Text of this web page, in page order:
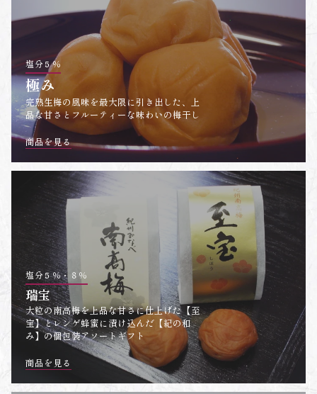
塩分５％
極み
完熟生梅の風味を最大限に引き出した、上
品な甘さとフルーティーな味わいの梅干し
商品を見る
塩分５％・８％
瑞宝
大粒の南高梅を上品な甘さに仕上げた【至
宝】とレンゲ蜂蜜に漬け込んだ【紀の和
み】の個包装アソートギフト
商品を見る